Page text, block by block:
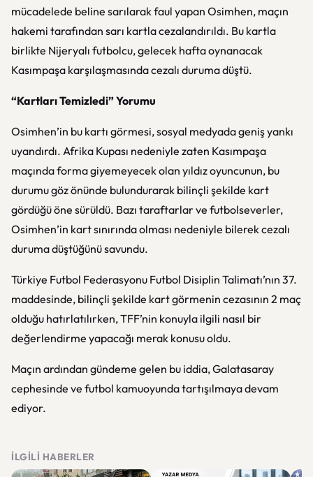
mücadelede beline sarılarak faul yapan Osimhen, maçın
hakemi tarafından sarı kartla cezalandırıldı. Bu kartla
birlikte Nijeryalı futbolcu, gelecek hafta oynanacak
Kasımpaşa karşılaşmasında cezalı duruma düştü.
“Kartları Temizledi” Yorumu
Osimhen’in bu kartı görmesi, sosyal medyada geniş yankı
uyandırdı. Afrika Kupası nedeniyle zaten Kasımpaşa
maçında forma giyemeyecek olan yıldız oyuncunun, bu
durumu göz önünde bulundurarak bilinçli şekilde kart
gördüğü öne sürüldü. Bazı taraftarlar ve futbolseverler,
Osimhen’in kart sınırında olması nedeniyle bilerek cezalı
duruma düştüğünü savundu.
Türkiye Futbol Federasyonu Futbol Disiplin Talimatı’nın 37.
maddesinde, bilinçli şekilde kart görmenin cezasının 2 maç
olduğu hatırlatılırken, TFF’nin konuyla ilgili nasıl bir
değerlendirme yapacağı merak konusu oldu.
Maçın ardından gündeme gelen bu iddia, Galatasaray
cephesinde ve futbol kamuoyunda tartışılmaya devam
ediyor.
İLGILI HABERLER